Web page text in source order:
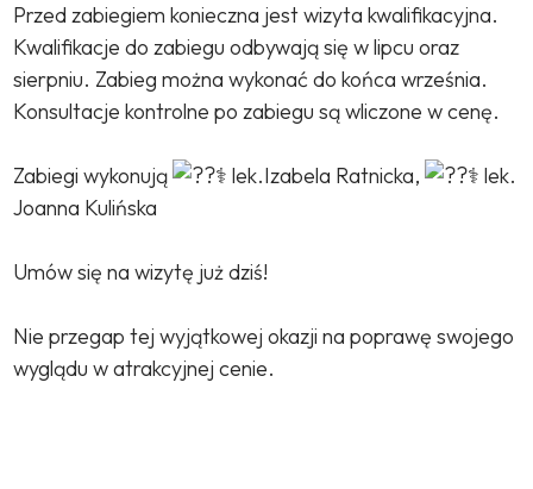
Przed zabiegiem konieczna jest wizyta kwalifikacyjna.
Kwalifikacje do zabiegu odbywają się w lipcu oraz
sierpniu. Zabieg można wykonać do końca września.
Konsultacje kontrolne po zabiegu są wliczone w cenę.
Zabiegi wykonują lek.Izabela Ratnicka,
lek.
Joanna Kulińska
Umów się na wizytę już dziś!
Nie przegap tej wyjątkowej okazji na poprawę swojego
wyglądu w atrakcyjnej cenie.